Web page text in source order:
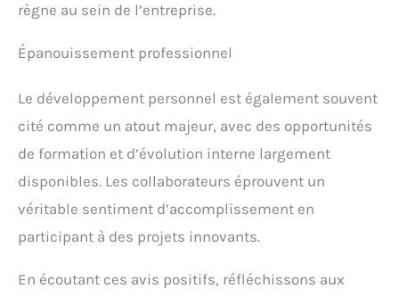
règne au sein de l’entreprise.
Épanouissement professionnel
Le développement personnel est également souvent
cité comme un atout majeur, avec des opportunités
de formation et d’évolution interne largement
disponibles. Les collaborateurs éprouvent un
véritable sentiment d’accomplissement en
participant à des projets innovants.
En écoutant ces avis positifs, réfléchissons aux